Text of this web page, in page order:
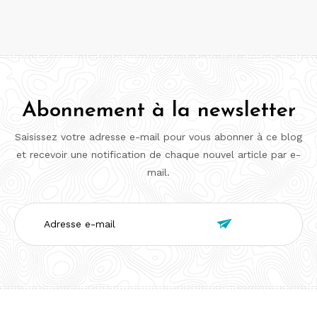
Abonnement à la newsletter
Saisissez votre adresse e-mail pour vous abonner à ce blog
et recevoir une notification de chaque nouvel article par e-
mail.
Adresse
e-
mail
